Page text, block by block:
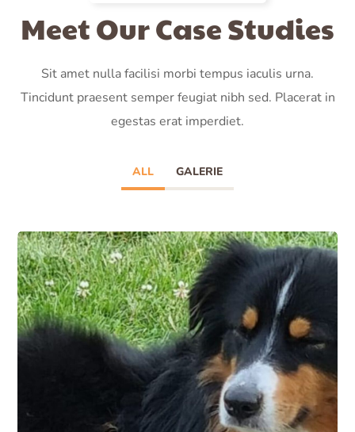
Meet Our Case Studies
Sit amet nulla facilisi morbi tempus iaculis urna.
Tincidunt praesent semper feugiat nibh sed. Placerat in
egestas erat imperdiet.
ALL GALERIE